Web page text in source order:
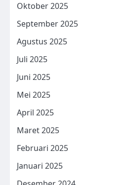
Oktober 2025
September 2025
Agustus 2025
Juli 2025
Juni 2025
Mei 2025
April 2025
Maret 2025
Februari 2025
Januari 2025